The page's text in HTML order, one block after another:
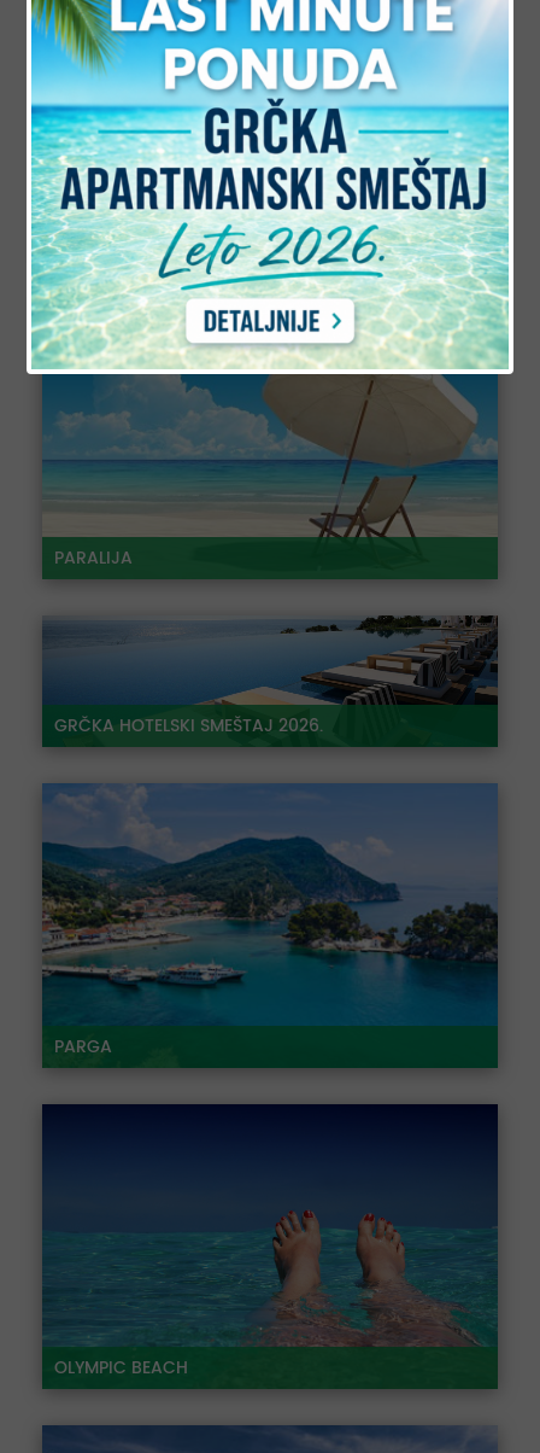
LEPTOKARIJA
PARALIJA
GRČKA HOTELSKI SMEŠTAJ 2026.
PARGA
OLYMPIC BEACH